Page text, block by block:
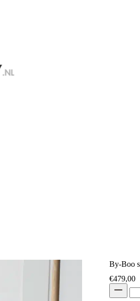
By-Boo
€479,00